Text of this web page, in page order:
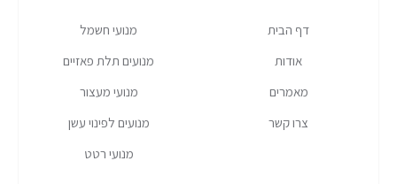
דף הבית
אודות
מאמרים
צרו קשר
מנועי חשמל
מנועים תלת פאזיים
מנועי מעצור
מנועים לפינוי עשן
מנועי רטט